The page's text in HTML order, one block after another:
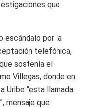
que
escándalo por la
telefónica,
sostenía el
Villegas, donde en
Uribe “esta llamada
mensaje que